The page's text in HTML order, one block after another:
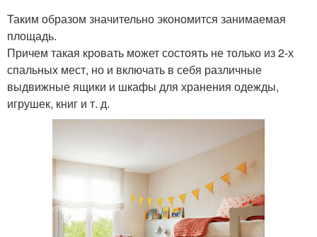
Таким образом значительно экономится занимаемая
площадь.
Причем такая кровать может состоять не только из 2-х
спальных мест, но и включать в себя различные
выдвижные ящики и шкафы для хранения одежды,
игрушек, книг и т. д.